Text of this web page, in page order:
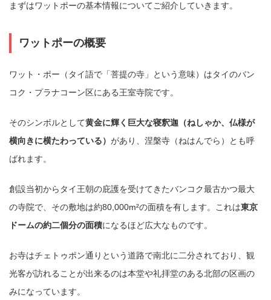
まずはワットポーの基本情報についてご紹介していきます。
ワットポーの概要
ワット・ポー（タイ語で「菩提の寺」という意味）はタイのバン
コク・プラナコーン区にある王室寺院です。
そのシンボルとして黄金に輝く巨大な寝釈迦（ねしゃか、仏様が
横向きに横たわっている） があり、涅槃寺（ねはんでら）とも呼
ばれます。
創設当初からタイ王朝の庇護を受けてきたバンコク最古かつ最大
の寺院で、その敷地は約80,000m²の面積を有します。これは東京
ドームの約二個分の面積になるほど広大なものです。
お寺はチェトゥポン通りという道路で南北に二分されており、観
光客が訪れることが出来るのは本堂や礼拝堂のある北部の区画の
みになっています。